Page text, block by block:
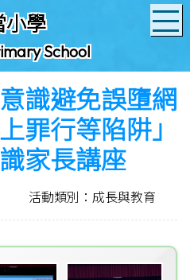
小學
School
識避免誤墮網
罪行等陷阱」
家長講座
活動類別：成長與教育